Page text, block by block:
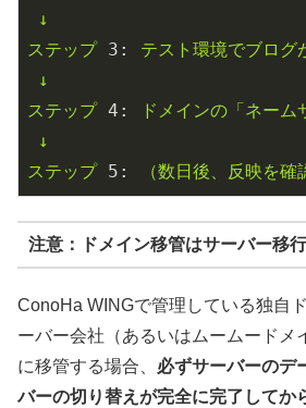
↓
ステップ 3:
テスト環境でブログ
↓
ステップ 4:
ドメインの「ネー
↓
ステップ 5: （数日後、反映を
注意：ドメイン移管はサーバー移
ConoHa WINGで管理している独自
ーバー会社（あるいはムームードメ
に移管する場合、 必ずサーバーのデ
バーの切り替えが完全に完了してか